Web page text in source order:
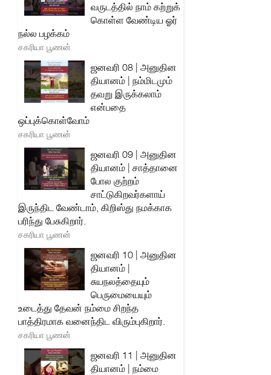
வருடத்தில் நாம் கற்றுக்
கொள்ள வேண்டிய ஓர்
நல்ல பழக்கம்
சகரியா பூணன்
ஜனவரி 08 | அனுதின
தியானம் | நம்மிடமும்
தவறு இருக்கலாம்
என்பதை
ஒப்புக்கொள்வோம்
சகரியா பூணன்
ஜனவரி 09 | அனுதின
தியானம் | சாத்தானை
போல குற்றம்
சாட்டுகிறவர்களாய்
இருந்திட வேண்டாம், கிறிஸ்து நமக்காக
பரிந்து பேசுகிறார்.
சகரியா பூணன்
ஜனவரி 10 | அனுதின
தியானம் |
சுயநலத்தையும்
பெருமையையும்
உடைத்து தேவன் நம்மை சிறந்த
பாத்திரமாக வனைந்திட விரும்புகிறார்.
சகரியா பூணன்
ஜனவரி 11 | அனுதின
தியானம் | நம்மை